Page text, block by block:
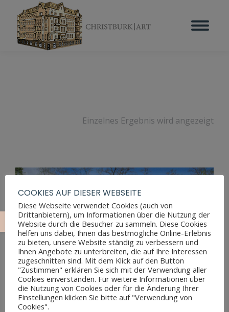
Einzelnes Ergebnis wird angezeigt
COOKIES AUF DIESER WEBSEITE
Diese Webseite verwendet Cookies (auch von
Drittanbietern), um Informationen über die Nutzung der
Website durch die Besucher zu sammeln. Diese Cookies
helfen uns dabei, Ihnen das bestmögliche Online-Erlebnis
zu bieten, unsere Website ständig zu verbessern und
Ihnen Angebote zu unterbreiten, die auf Ihre Interessen
zugeschnitten sind. Mit dem Klick auf den Button
"Zustimmen" erklären Sie sich mit der Verwendung aller
Cookies einverstanden. Für weitere Informationen über
die Nutzung von Cookies oder für die Änderung Ihrer
Einstellungen klicken Sie bitte auf "Verwendung von
Cookies".